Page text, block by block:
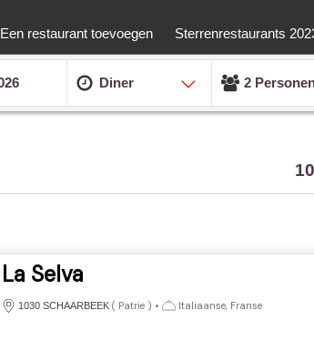
Een restaurant toevoegen Sterrenrestaurants
Diner 2
La Selva
1030 SCHAARBEEK ( Patrie) • Italiaanse, Franse